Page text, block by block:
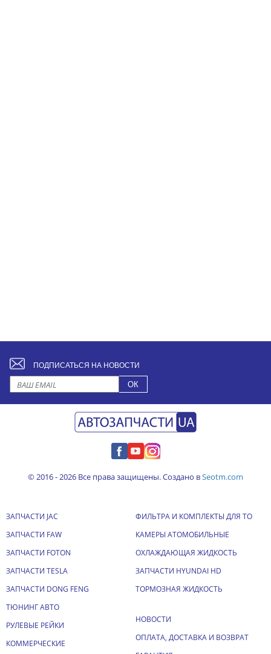
ПОДПИСАТЬСЯ НА НОВОСТИ
© 2016 - 2026 Все права защищены. Создано вSeotm.com
ЗАПЧАСТИ JAC
ЗАПЧАСТИ FAW
ЗАПЧАСТИ FOTON
ЗАПЧАСТИ TESLA
ЗАПЧАСТИ DONG FENG
ТЮНИНГ АВТО
РУЛЕВЫЕ РЕЙКИ
КОММЕРЧЕСКИЕ
ФИЛЬТРА И КОМПЛЕКТЫ ДЛЯ ТО
КАМЕРЫ АТОМОБИЛЬНЫЕ
ОХЛАЖДАЮЩАЯ ЖИДКОСТЬ
ЗАПЧАСТИ HYUNDAI HD
ТОРМОЗНАЯ ЖИДКОСТЬ
НОВОСТИ
ОПЛАТА, ДОСТАВКА И ВОЗВРАТ